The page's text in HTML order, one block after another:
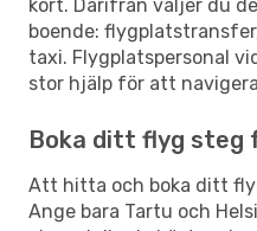
kort. Därifrån väljer du
boende:
taxi. Flygplatspersonal
stor hjälp för att
Boka ditt flyg steg
Att hitta och boka ditt
Ange bara Tartu och